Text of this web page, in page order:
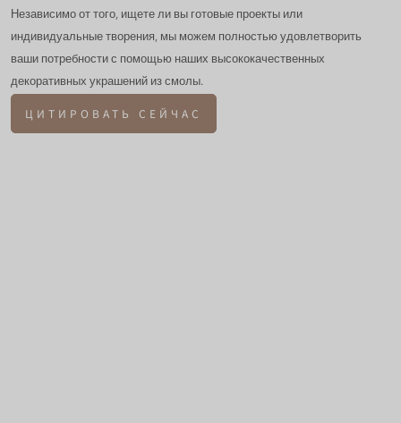
Независимо от того, ищете ли вы готовые проекты или
индивидуальные творения, мы можем полностью удовлетворить
ваши потребности с помощью наших высококачественных
декоративных украшений из смолы.
ЦИТИРОВАТЬ СЕЙЧАС